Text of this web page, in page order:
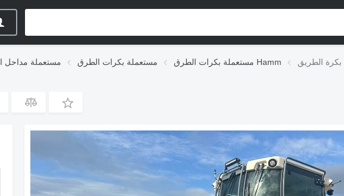
مستعملة مداحل مستعملة بكرات الطرق مستعملة بكرات الطرق Hamm